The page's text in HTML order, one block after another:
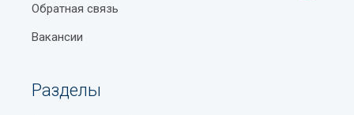
Обратная связь
Вакансии
Разделы